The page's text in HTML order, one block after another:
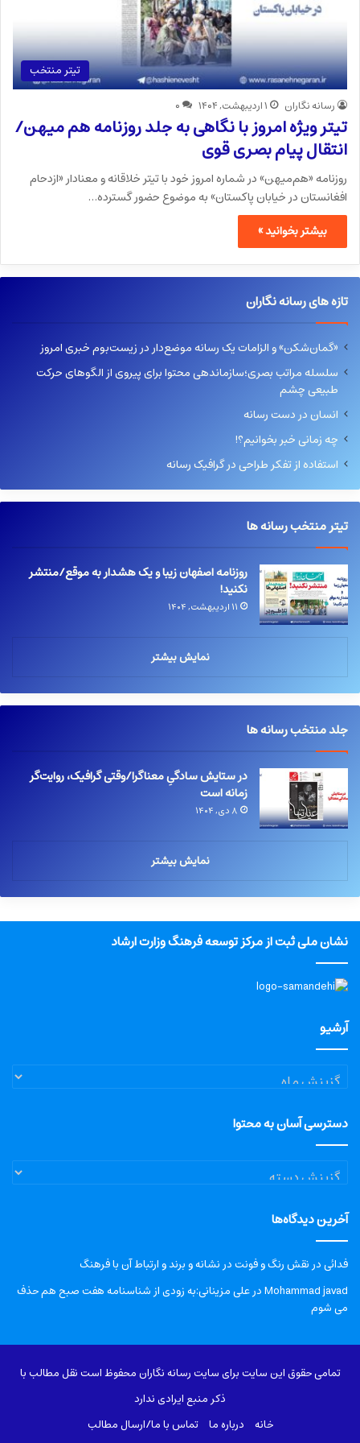
تیتر منتخب
رسانه نگاران ۱ اردیبهشت, ۱۴۰۴ ۰
تیتر ویژه امروز با نگاهی به جلد روزنامه هم میهن/
انتقال پیام بصری قوی
روزنامه «هم‌میهن» در شماره امروز خود با تیتر خلاقانه و معنادار «ازدحام
افغانستان در خیابان پاکستان» به موضوع حضور گسترده…
بیشتر بخوانید »
تازه های رسانه نگاران
«گمان‌شکن» و الزامات یک رسانه موضع‌دار در زیست‌بوم خبری امروز
سلسله مراتب بصری؛سازماندهی محتوا برای پیروی از الگوهای حرکت
طبیعی چشم
انسان در دست رسانه
چه زمانی خبر بخوانیم؟!
استفاده از تفکر طراحی در گرافیک رسانه
تیتر منتخب رسانه ها
روزنامه اصفهان زیبا و یک هشدار به موقع/منتشر
نکنید!
۱۱ اردیبهشت, ۱۴۰۴
نمایش بیشتر
جلد منتخب رسانه ها
در ستایش سادگیِ معناگرا/وقتی گرافیک، روایت‌گر
زمانه است
۸ دی, ۱۴۰۴
نمایش بیشتر
نشان ملی ثبت از مرکز توسعه فرهنگ وزارت ارشاد
آرشیو
آرشیو
دسترسی آسان به محتوا
دسترسی
آسان
محتوا
آخرین دیدگاه‌ها
فدائیدرنقش رنگ و فونت در نشانه و برند و ارتباط آن با فرهنگ
Mohammad javadدرعلی مزینانی:به زودی از شناسنامه هفت صبح هم حذف
می شوم
تمامی حقوق این سایت برای سایت رسانه نگاران محفوظ است نقل مطالب با
ذکر منبع ایرادی ندارد
خانه
درباره‌ ما تماس با ما/ارسال مطالب